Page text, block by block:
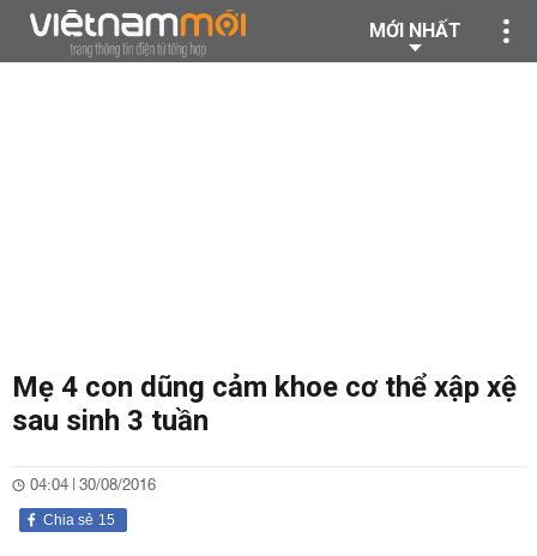
MỚI NHẤT
Mẹ 4 con dũng cảm khoe cơ thể xập xệ
sau sinh 3 tuần
04:04 | 30/08/2016
15
Chia sẻ